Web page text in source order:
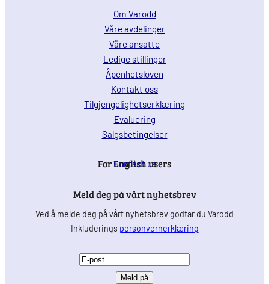
Om Varodd
Våre avdelinger
Våre ansatte
Ledige stillinger
Åpenhetsloven
Kontakt oss
Tilgjengelighetserklæring
Evaluering
Salgsbetingelser
For English users
Contact us
Meld deg på vårt nyhetsbrev
Ved å melde deg på vårt nyhetsbrev godtar du Varodd
Inkluderings personvernerklæring
E